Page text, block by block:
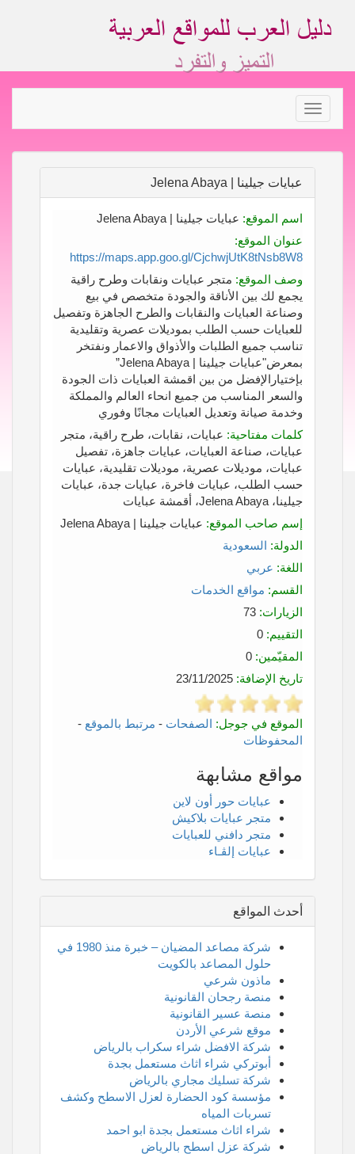
Toggle
navigation
عبايات جيلينا | Jelena Abaya
اسم الموقع: عبايات جيلينا | Jelena Abaya
عنوان الموقع:
https://maps.app.goo.gl/CjchwjUtK8tNsb8W8
وصف الموقع: متجر عبايات ونقابات وطرح راقية
يجمع لك بين الأناقة والجودة متخصص في بيع
وصناعة العبايات والنقابات والطرح الجاهزة وتفصيل
للعبايات حسب الطلب بموديلات عصرية وتقليدية
تناسب جميع الطلبات والأذواق والاعمار ونفتخر
بمعرض"عبايات جيلينا | Jelena Abaya”
بإختيارالإفضل من بين اقمشة العبايات ذات الجودة
والسعر المناسب من جميع انحاء العالم والمملكة
وخدمة صيانة وتعديل العبايات مجانًا وفوري
كلمات مفتاحية: عبايات، نقابات، طرح راقية، متجر
عبايات، صناعة العبايات، عبايات جاهزة، تفصيل
عبايات، موديلات عصرية، موديلات تقليدية، عبايات
حسب الطلب، عبايات فاخرة، عبايات جدة، عبايات
جيلينا، Jelena Abaya، أقمشة عبايات
إسم صاحب الموقع: عبايات جيلينا | Jelena Abaya
الدولة: السعودية
اللغة: عربي
القسم: مواقع الخدمات
الزيارات:
التقييم:
المقيّمين:
تاريخ الإضافة:
الموقع في جوجل: الصفحات - مرتبط بالموقع -
المحفوظات
مواقع مشابهة
عبايات حور أون لاين
متجر عبايات بلاكيش
متجر دافني للعبايات
عبايات إلڤـاء
أحدث المواقع
شركة مصاعد المضيان – خبرة منذ 1980 في
حلول المصاعد بالكويت
ماذون شرعي
منصة رجحان القانونية
منصة عسير القانونية
موقع شرعي الأردن
شركة الافضل شراء سكراب بالرياض
أبوتركي شراء اثاث مستعمل بجدة
شركة تسليك مجاري بالرياض
مؤسسة كود الحضارة لعزل الاسطح وكشف
تسربات المياه
شراء اثاث مستعمل بجدة ابو احمد
شركة عزل اسطح بالرياض